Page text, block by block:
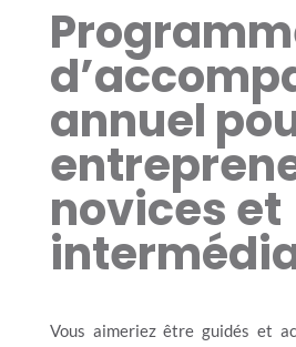
annuel
novices et
Vous aimeriez être guidés et